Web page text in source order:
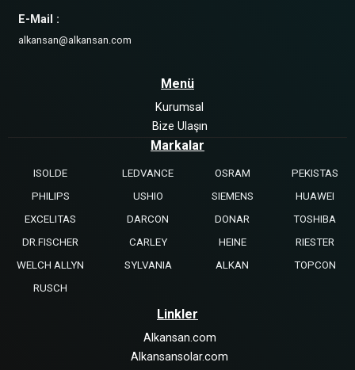
E-Mail :
alkansan@alkansan.com
Menü
Kurumsal
Bize Ulaşın
Markalar
ISOLDE LEDVANCE OSRAM
PEKISTAS
PHILIPS
USHIO SIEMENS
HUAWEI
EXCELITAS
DARCON DONAR
TOSHIBA
DR.FISCHER
CARLEY HEINE
RIESTER
WELCH ALLYN
SYLVANIA ALKAN
TOPCON
RUSCH
Linkler
Alkansan.com
Alkansansolar.com